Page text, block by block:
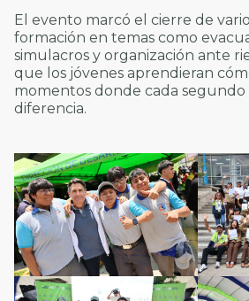
El evento marcó el cierre de
formación en temas como
simulacros y organización ante
que los jóvenes aprendieran
momentos donde cada
diferencia.